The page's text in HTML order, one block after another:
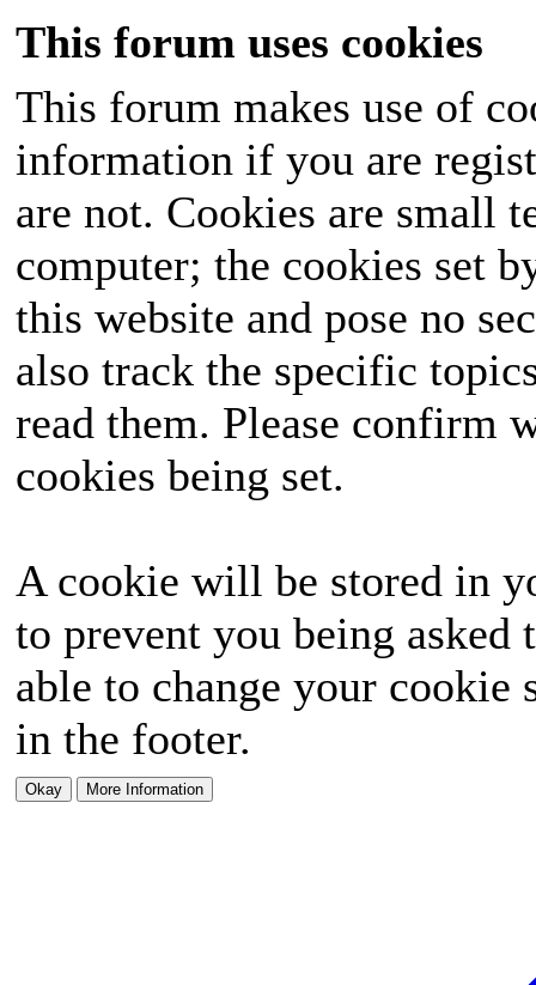
This forum uses cookies
This forum makes use of
information if you are
are not. Cookies are small
computer; the cookies set
this website and pose no
also track the specific
read them. Please confirm
cookies being set.
A cookie will be stored in
to prevent you being
able to change your
in the footer.